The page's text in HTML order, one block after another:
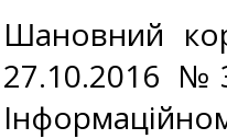
Шановний
27.10.2016